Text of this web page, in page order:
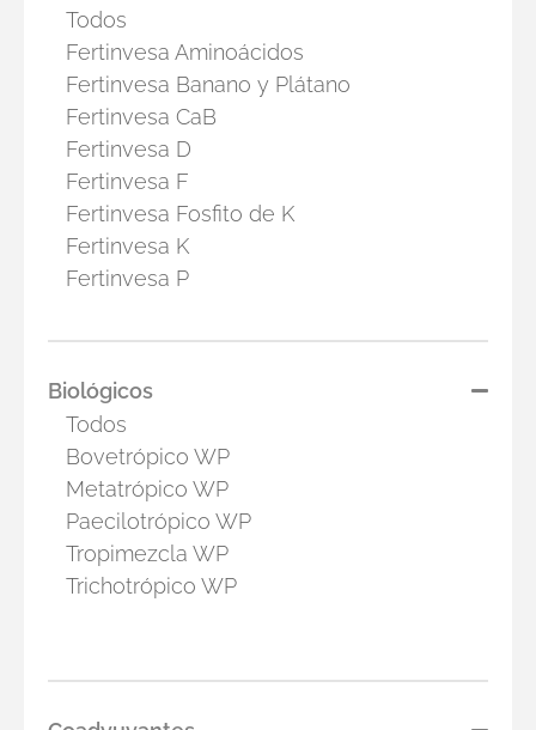
Todos
Fertinvesa Aminoácidos
Fertinvesa Banano y Plátano
Fertinvesa CaB
Fertinvesa D
Fertinvesa F
Fertinvesa Fosfito de K
Fertinvesa K
Fertinvesa P
Biológicos
Todos
Bovetrópico WP
Metatrópico WP
Paecilotrópico WP
Tropimezcla WP
Trichotrópico WP